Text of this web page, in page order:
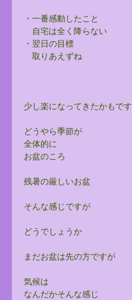
・一番感動したこと
自宅は全く降らない
・翌日の目標
取りあえずね
少し楽になってきたかもです
どうやら季節が
全体的に
お盆のころ
残暑の厳しいお盆
そんな感じですが
どうでしょうか
まだお盆は先の方ですが
気候は
なんだかそんな感じ